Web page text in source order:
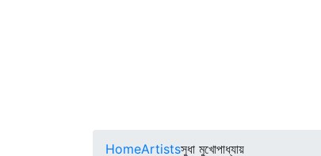
HomeArtistsসুধা মুখোপাধ্যায়